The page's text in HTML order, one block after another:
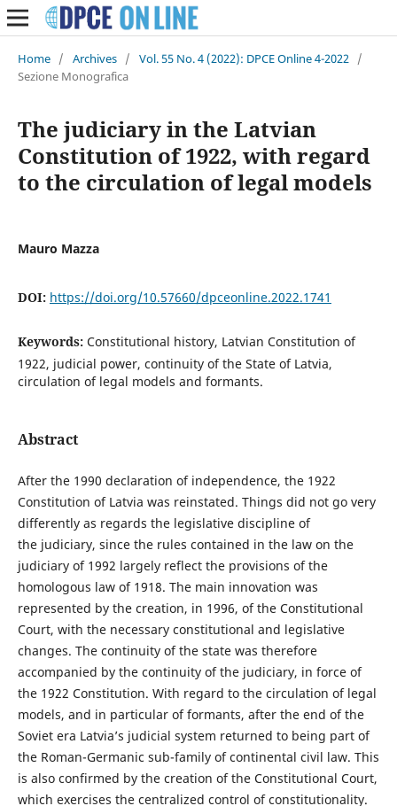
Home / Archives / Vol. 55 No. 4 (2022): DPCE Online 4-2022 /
Sezione Monografica
The judiciary in the Latvian
Constitution of 1922, with regard
to the circulation of legal models
Mauro Mazza
DOI: https://doi.org/10.57660/dpceonline.2022.1741
Keywords: Constitutional history, Latvian Constitution of
1922, judicial power, continuity of the State of Latvia,
circulation of legal models and formants.
Abstract
After the 1990 declaration of independence, the 1922
Constitution of Latvia was reinstated. Things did not go very
differently as regards the legislative discipline of
the judiciary, since the rules contained in the law on the
judiciary of 1992 largely reflect the provisions of the
homologous law of 1918. The main innovation was
represented by the creation, in 1996, of the Constitutional
Court, with the necessary constitutional and legislative
changes. The continuity of the state was therefore
accompanied by the continuity of the judiciary, in force of
the 1922 Constitution. With regard to the circulation of legal
models, and in particular of formants, after the end of the
Soviet era Latvia’s judicial system returned to being part of
the Roman-Germanic sub-family of continental civil law. This
is also confirmed by the creation of the Constitutional Court,
which exercises the centralized control of constitutionality.